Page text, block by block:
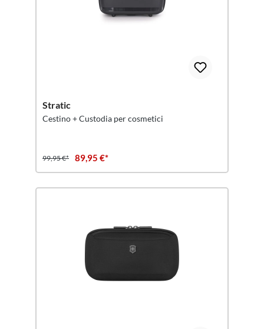
Stratic
Cestino + Custodia per cosmetici
99,95 €* 89,95 €*